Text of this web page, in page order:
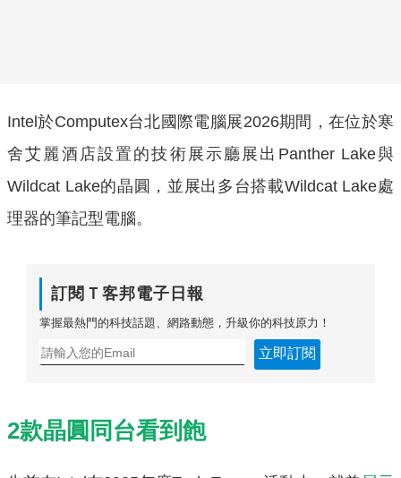
Intel於Computex台北國際電腦展2026期間，在位於寒
舍艾麗酒店設置的技術展示廳展出Panther Lake與
Wildcat Lake的晶圓，並展出多台搭載Wildcat Lake處
理器的筆記型電腦。
訂閱Ｔ客邦電子日報
掌握最熱門的科技話題、網路動態，升級你的科技原力！
立即訂閱
2款晶圓同台看到飽